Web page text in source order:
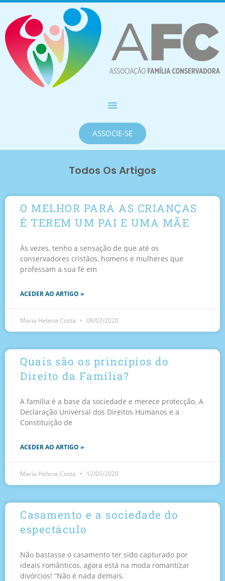
ASSOCIE-SE
Todos Os Artigos
O MELHOR PARA AS CRIANÇAS
É TEREM UM PAI E UMA MÃE
Às vezes, tenho a sensação de que até os
conservadores cristãos, homens e mulheres que
professam a sua fé em
ACEDER AO ARTIGO »
Maria Helena Costa 08/07/2020
Quais são os princípios do
Direito da Família?
A família é a base da sociedade e merece protecção. A
Declaração Universal dos Direitos Humanos e a
Constituição de
ACEDER AO ARTIGO »
Maria Helena Costa 12/05/2020
Casamento e a sociedade do
espectáculo
Não bastasse o casamento ter sido capturado por
ideais românticos, agora está na moda romantizar
divórcios! “Não é nada demais,